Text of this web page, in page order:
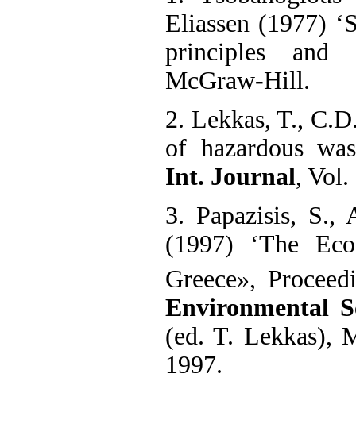
Eliassen (1977)
principles and
ΜcGraw-Hill.
2. Lekkas, T.,
of hazardous
Int. Journal, Vol.
3. Papazisis, S.,
(1997) ‘The
Greece»,
Environmental
(ed. T. Lekkas),
1997.